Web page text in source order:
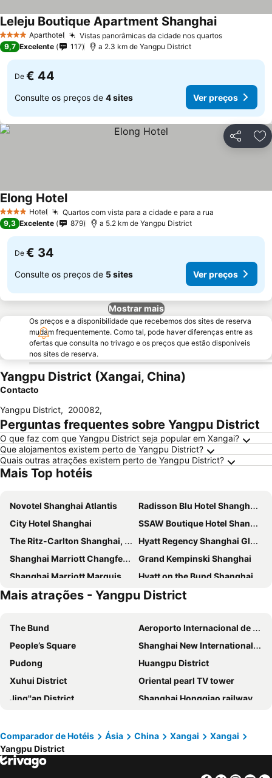
4 EstrelasAparthotel Vistas panorâmicas da cidade nos quartosVer preços
Leleju Boutique Apartment ShanghaiVer preços
9,7 Excelente 117 a 2.3 km de Yangpu District
De € 44
Consulte os preços de 4 sites Ver preços
Partilhar
4 EstrelasHotel Quartos com vista para a cidade e para a rua
Elong HotelVer preços
9,3 Excelente 879 a 5.2 km de Yangpu District
De € 34
Consulte os preços de 5 sites Ver preços
Mostrar mais
Os preços e a disponibilidade que recebemos dos sites de reserva
mudam frequentemente. Como tal, pode haver diferenças entre as
ofertas que consulta no trivago e os preços que estão disponíveis
nos sites de reserva.
Yangpu District (Xangai, China)
Contacto
Yangpu District, 200082,
Perguntas frequentes sobre Yangpu District
O que faz com que Yangpu District seja popular em Xangai?
Que alojamentos existem perto de Yangpu District?
Quais outras atrações existem perto de Yangpu District?
Mais Top hotéis
Novotel Shanghai Atlantis
Radisson Blu Hotel Shanghai New World
City Hotel Shanghai
SSAW Boutique Hotel Shanghai Bund
The Ritz-Carlton Shanghai, Pudong
Hyatt Regency Shanghai Global Harbor
Shanghai Marriott Changfeng Park
Grand Kempinski Shanghai
Shanghai Marriott Marquis City Centre
Hyatt on the Bund Shanghai
The Eton Hotel Shanghai
Radisson Collection Hyland Shanghai
Campanile Shanghai Bund Hotel
Campanile Shanghai Natural History Museum Hotel
Okura Garden Hotel Shanghai
Jin Jiang Tower
Grand Central Hotel Shanghai
Ruhong Business Hotel
Pullman Shanghai Jing'an
Renaissance Shanghai Yu Garden Hotel
The Yangtze Boutique Shanghai
Jinjiang Inn Shanghai Huaihai Road East
Grand Mercure Shanghai Hongqiao
DoubleTree by Hilton Hotel Shanghai - Pudong
Broadway Mansions Hotel
Chateau Star River Pudong Shanghai
Mais atrações - Yangpu District
The Bund
Aeroporto Internacional de Xangai Pudong
People’s Square
Shanghai New International Expo Centre
Pudong
Huangpu District
Xuhui District
Oriental pearl TV tower
Jing''an District
Shanghai Hongqiao railway station
Old City of Shanghai
Gubei
Hongqiao
Yangpu District
Comparador de Hotéis Ásia China Xangai
Xangai
Yangpu District